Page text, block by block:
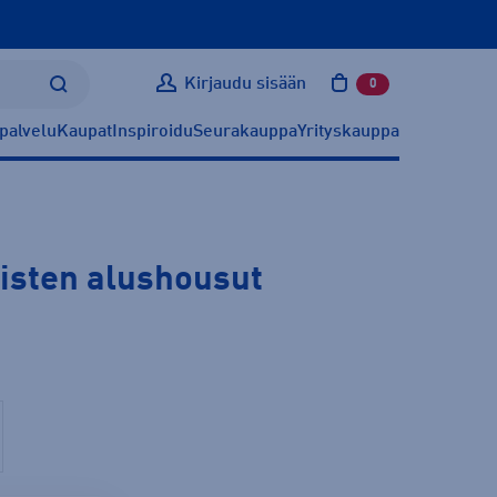
Kirjaudu sisään 0 tuotetta
Kaupat InspiroiduSeurakauppaYrityskauppa
alushousut